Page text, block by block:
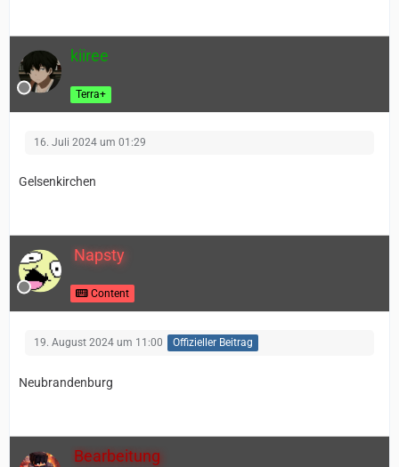
kiiree
Terra+
16. Juli 2024 um 01:29
Gelsenkirchen
Napsty
Content
19. August 2024 um 11:00 Offizieller Beitrag
Neubrandenburg
Bearbeitung